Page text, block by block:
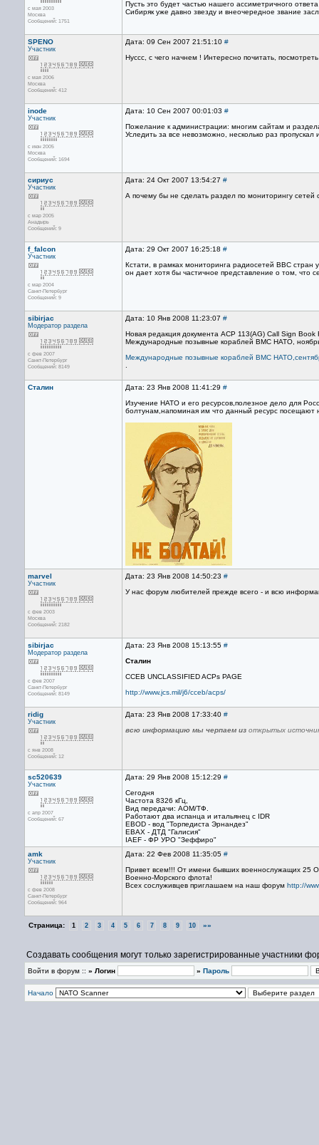
с мая 2003
Москва
Сообщений: 1751
Пусть это будет частью нашего ассиметричного
Сибиряк уже давно звезду и внеочередное звание
SPENO
Участник
с мая 2006
Москва
Сообщений: 412
Дата: 09 Сен 2007 21:51:10 #
Нуссс, с чего начнем ! Интересно почитать,
inode
Участник
с июн 2005
Москва
Сообщений: 1694
Дата: 10 Сен 2007 00:01:03 #
Пожелание к администрации: многим сайтам и
Уследить за все невозможно, несколько раз
сириус
Участник
с мар 2005
Анадырь
Сообщений: 9
Дата: 24 Окт 2007 13:54:27 #
А почему бы не сделать раздел по мониторингу сетей
f_falcon
Участник
с мар 2004
Санкт-Петербург
Сообщений: 9
Дата: 29 Окт 2007 16:25:18 #
Кстати, в рамках мониторинга радиосетей ВВС стран
он дает хотя бы частичное представление о том, что
sibirjac
Модератор раздела
с фев 2007
Санкт-Петербург
Сообщений: 8149
Дата: 10 Янв 2008 11:23:07 #
Новая редакция документа ACP 113(AG) Call Sign
Международные позывные кораблей ВМС НАТО,
Международные позывные кораблей ВМС
Сталин Дата: 23 Янв 2008 11:41:29 #
Изучение НАТО и его ресурсов,полезное дело для
болтунам,напоминая им что данный ресурс посещают
marvel
Участник
с фев 2003
Москва
Сообщений: 2182
Дата: 23 Янв 2008 14:50:23 #
У нас форум любителей прежде всего - и всю
sibirjac
Модератор раздела
с фев 2007
Санкт-Петербург
Сообщений: 8149
Дата: 23 Янв 2008 15:13:55 #
Сталин
CCEB UNCLASSIFIED ACPs PAGE
http://www.jcs.mil/j6/cceb/acps/
ridig
Участник
с янв 2008
Сообщений: 12
Дата: 23 Янв 2008 17:33:40 #
всю информацию мы черпаем из открытых
sc520639
Участник
с апр 2007
Сообщений: 67
Дата: 29 Янв 2008 15:12:29 #
Сегодня
Частота 8326 кГц,
Вид передачи: АОМ/ТФ.
Работают два испанца и итальянец с IDR
EBOD - вод "Торпедиста Эрнандез"
EBAX - ДТД "Галисия"
IAEF - ФР УРО "Зеффиро"
amk
Участник
с фев 2008
Санкт-Петербург
Сообщений: 964
Дата: 22 Фев 2008 11:35:05 #
Привет всем!!! От имени бывших военнослужащих 25
Военно-Морского флота!
Всех сослуживцев приглашаем на наш форум http://
Страница: 1 2 3 4 5 6 7 8 9 10 »»
Создавать сообщения могут только зарегистрированные участники
Войти в форум :: » Логин » Пароль
Начало